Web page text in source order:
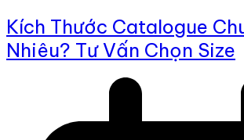
Kích Thước Catalogue
Nhiêu? Tư Vấn Chọn Size